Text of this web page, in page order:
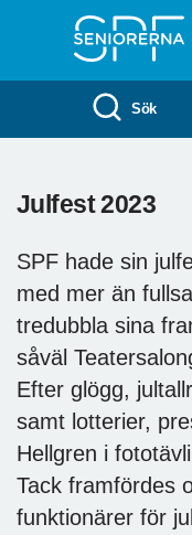
Sök
Julfest 2023
SPF hade sin
med mer än
tredubbla sina
såväl
Efter glögg,
samt lotterier,
Hellgren i
Tack framfördes
funktionärer för